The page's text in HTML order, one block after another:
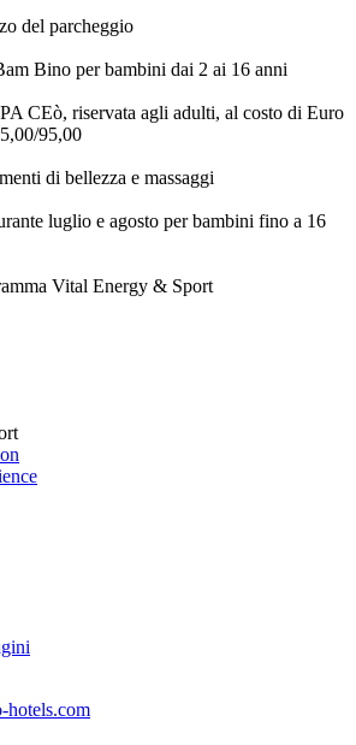
del parcheggio
Bino per bambini dai 2 ai 16 anni
CEò, riservata agli adulti, al costo di Euro
95,00
di bellezza e massaggi
luglio e agosto per bambini fino a 16
Vital Energy & Sport
hotels.com